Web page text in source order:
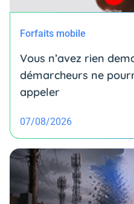
Forfaits mobile
Vous n’avez rien
démarcheurs ne
appeler
07/08/2026